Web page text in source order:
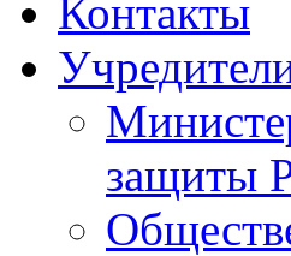
Контакты
защиты